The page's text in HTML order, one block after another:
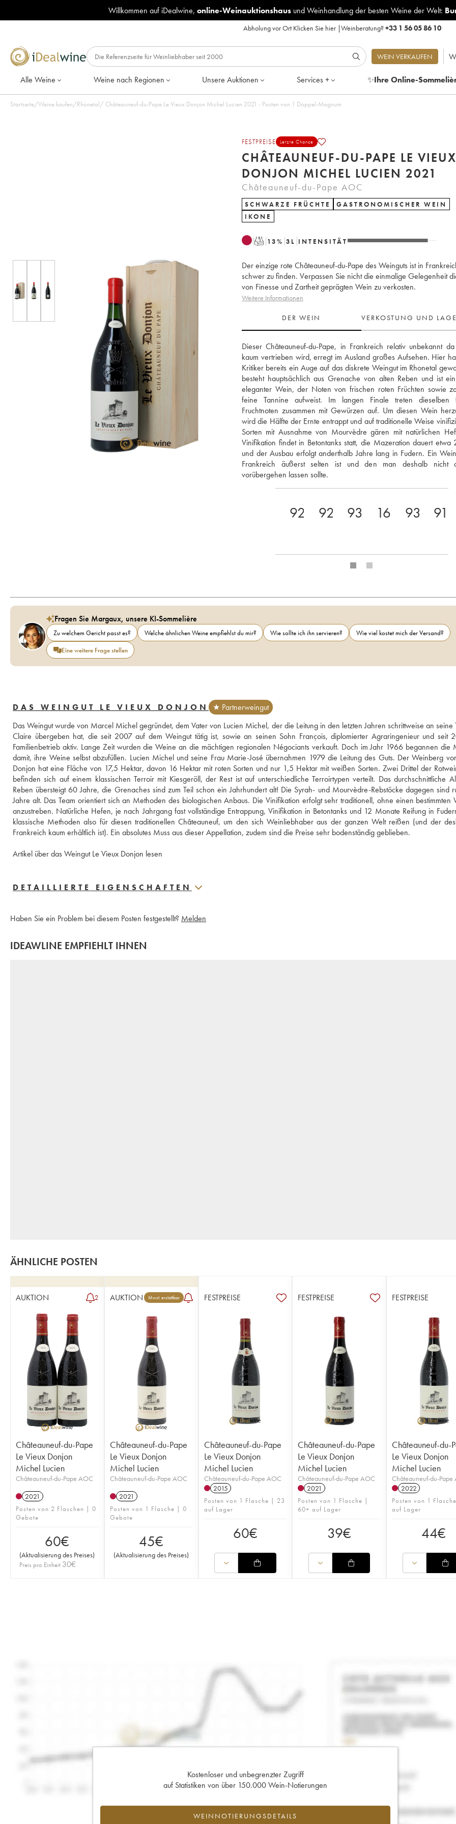
Willkommen auf iDealwine, online-Weinauktionshausund Weinhandlung der besten Weine der Welt:
Abholung vor Ort Klicken Sie hier|Weinberatung?+33 1 56 05 86 10
WEIN VERKAUFEN
Alle Weine Weine nach Regionen Unsere Auktionen Services + ✨Ihre Online-
Startseite/Weine kaufen/Rhonetal/ Châteauneuf-du-Pape Le Vieux Donjon Michel Lucien 2021 - Posten von 1 Doppel-Magnum
FESTPREISE Letzte Chance
CHÂTEAUNEUF-DU-PAPE LE VIEUX
DONJON MICHEL LUCIEN 2021
Châteauneuf-du-Pape AOC
SCHWARZE FRÜCHTE
GASTRONOMISCHER WEIN
IKONE
T 13% 3 L INTENSITÄT
Der einzige rote Châteauneuf-du-Pape des Weinguts ist in
schwer zu finden. Verpassen Sie nicht die einmalige Gelegenheit
von Finesse und Zartheit geprägten Wein zu verkosten.
Weitere Informationen
DER WEIN VERKOSTUNG UND
Dieser Châteauneuf-du-Pape, in Frankreich relativ unbekannt
kaum vertrieben wird, erregt im Ausland großes Aufsehen. Hier
Kritiker bereits ein Auge auf das diskrete Weingut im Rhonetal
besteht hauptsächlich aus Grenache von alten Reben und ist
eleganter Wein, der Noten von frischen roten Früchten sowie
feine Tannine aufweist. Im langen Finale treten dieselben
Fruchtnoten zusammen mit Gewürzen auf. Um diesen Wein
wird die Hälfte der Ernte entrappt und auf traditionelle Weise
Sorten mit Ausnahme von Mourvèdre gären mit natürlichen
Vinifikation findet in Betontanks statt, die Mazeration dauert etwa
und der Ausbau erfolgt anderthalb Jahre lang in Fudern. Ein
Frankreich äußerst selten ist und den man deshalb nicht
vorübergehen lassen sollte.
92 92 93 16.5+93 91
Fragen Sie Margaux, unsere KI-Sommelière
Zu welchem Gericht passt es? Welche ähnlichen Weine empfiehlst du mir? Wie sollte ich ihn servieren?
Wie viel kostet mich der Versand?
Eine weitere Frage stellen
DAS WEINGUT LE VIEUX DONJON
★ Partnerweingut
Das Weingut wurde von Marcel Michel gegründet, dem Vater von Lucien Michel, der die Leitung in den letzten Jahren schrittweise an seine
Claire übergeben hat, die seit 2007 auf dem Weingut tätig ist, sowie an seinen Sohn François, diplomierter Agraringenieur und seit
Familienbetrieb aktiv. Lange Zeit wurden die Weine an die mächtigen regionalen Négociants verkauft. Doch im Jahr 1966 begannen die
damit, ihre Weine selbst abzufüllen. Lucien Michel und seine Frau Marie-José übernahmen 1979 die Leitung des Guts. Der Weinberg
Donjon hat eine Fläche von 17,5 Hektar, davon 16 Hektar mit roten Sorten und nur 1,5 Hektar mit weißen Sorten. Zwei Drittel der
befinden sich auf einem klassischen Terroir mit Kiesgeröll, der Rest ist auf unterschiedliche Terroirtypen verteilt. Das durchschnittliche
Reben übersteigt 60 Jahre, die Grenaches sind zum Teil schon ein Jahrhundert alt! Die Syrah- und Mourvèdre-Rebstöcke dagegen sind
Jahre alt. Das Team orientiert sich an Methoden des biologischen Anbaus. Die Vinifikation erfolgt sehr traditionell, ohne einen bestimmten
anzustreben. Natürliche Hefen, je nach Jahrgang fast vollständige Entrappung, Vinifikation in Betontanks und 12 Monate Reifung in
klassische Methoden also für diesen traditionellen Châteauneuf, um den sich Weinliebhaber aus der ganzen Welt reißen (und der
Frankreich kaum erhältlich ist). Ein absolutes Muss aus dieser Appellation, zudem sind die Preise sehr bodenständig geblieben.
Artikel über das Weingut Le Vieux Donjon lesen
DETAILLIERTE EIGENSCHAFTEN
Haben Sie ein Problem bei diesem Posten festgestellt? Melden
IDEAWLINE EMPFIEHLT IHNEN
ÄHNLICHE POSTEN
AUKTION 2
Châteauneuf-du-Pape
Le Vieux Donjon
Michel Lucien
Châteauneuf-du-Pape AOC
2021
Posten von 2 Flaschen | 0
Gebote
60€
(Aktualisierung des Preises)
Preis pro Einheit 30€
AUKTION Mwst. erstattbar
Châteauneuf-du-Pape
Le Vieux Donjon
Michel Lucien
Châteauneuf-du-Pape AOC
2021
Posten von 1 Flasche | 0
Gebote
45€
(Aktualisierung des Preises)
FESTPREISE
Châteauneuf-du-Pape
Le Vieux Donjon
Michel Lucien
Châteauneuf-du-Pape AOC
2015
Posten von 1 Flasche | 23
auf Lager
60€
FESTPREISE
Châteauneuf-du-Pape
Le Vieux Donjon
Michel Lucien
Châteauneuf-du-Pape AOC
2021
Posten von 1 Flasche |
60+ auf Lager
39€
FESTPREISE
Châteauneuf-du-
Le Vieux Donjon
Michel Lucien
Châteauneuf-du-Pape
2022
Posten von 1
auf Lager
44€
Kostenloser und unbegrenzter Zugriff
auf Statistiken von über 150.000 Wein-Notierungen
WEINNOTIERUNGSDETAILS